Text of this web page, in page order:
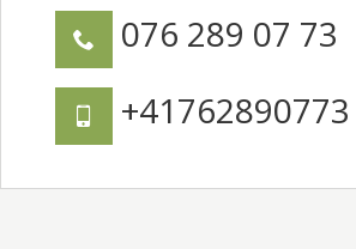
076 289 07 73
+41762890773